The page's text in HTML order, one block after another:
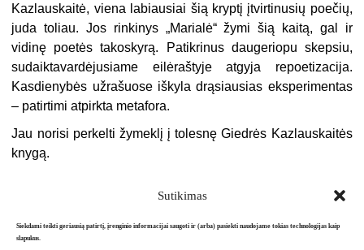
Sutikimas
Siekdami teikti geriausią patirtį, įrenginio informacijai saugoti ir (arba) pasiekti naudojame tokias technologijas kaip
slapukus.
Kazlauskaitė, viena labiausiai šią kryptį įtvirtinusių poečių,
juda toliau. Jos rinkinys „Marialė“ žymi šią kaitą, gal ir
vidinę poetės takoskyrą. Patikrinus daugeriopu skepsiu,
sudaiktavardėjusiame eilėraštyje atgyja repoetizacija.
Kasdienybės užrašuose iškyla drąsiausias eksperimentas
– patirtimi atpirkta metafora.
Jau norisi perkelti žymeklį į tolesnę Giedrės Kazlauskaitės
knygą.